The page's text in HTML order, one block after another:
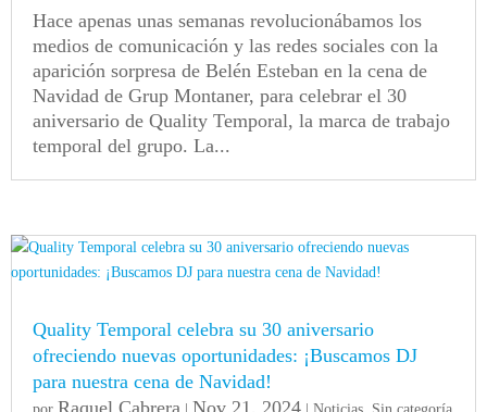
Hace apenas unas semanas revolucionábamos los
medios de comunicación y las redes sociales con la
aparición sorpresa de Belén Esteban en la cena de
Navidad de Grup Montaner, para celebrar el 30
aniversario de Quality Temporal, la marca de trabajo
temporal del grupo. La...
Quality Temporal celebra su 30 aniversario
ofreciendo nuevas oportunidades: ¡Buscamos DJ
para nuestra cena de Navidad!
por Raquel Cabrera | Nov 21, 2024 | Noticias Sin categoría